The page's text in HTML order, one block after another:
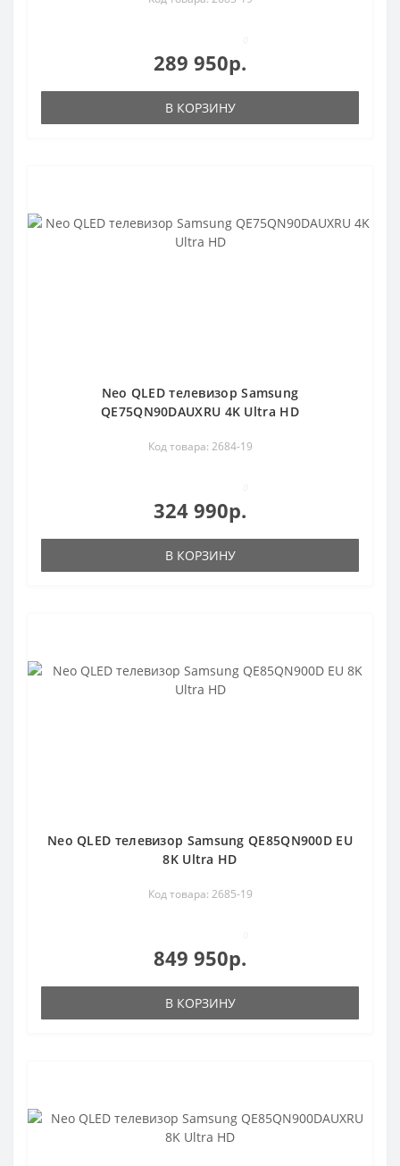
289 950р.
В КОРЗИНУ
Neo QLED телевизор Samsung
QE75QN90DAUXRU 4K Ultra HD
Код товара: 2684-19
324 990р.
В КОРЗИНУ
Neo QLED телевизор Samsung QE85QN900D EU
8K Ultra HD
Код товара: 2685-19
849 950р.
В КОРЗИНУ